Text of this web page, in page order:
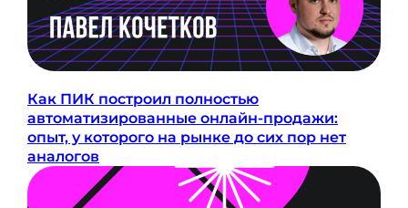
Как ПИК построил полностью
автоматизированные онлайн-продажи:
опыт, у которого на рынке до сих пор нет
аналогов
© ООО «Цифровые медиаресурсы»,
г. Екатеринбург, ул. Малышева, стр. 53
главный эксперт проекта